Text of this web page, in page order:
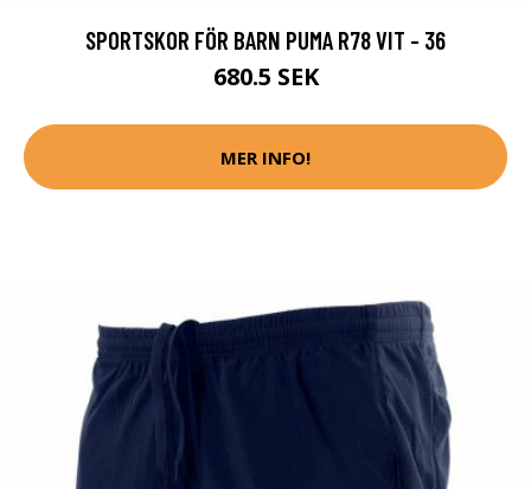
SPORTSKOR FÖR BARN PUMA R78 VIT - 36
680.5 SEK
MER INFO!